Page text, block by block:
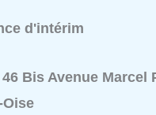
d'intérim
46 Bis Avenue Marcel
Oise